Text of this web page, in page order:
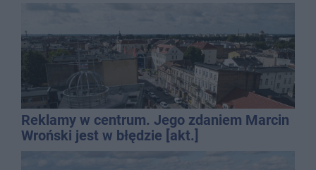
Reklamy w centrum. Jego zdaniem Marcin
Wroński jest w błędzie [akt.]